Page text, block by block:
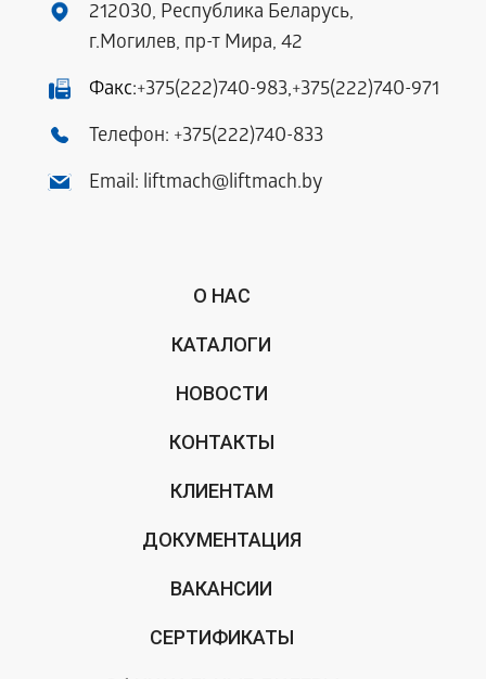
212030, Республика Беларусь,
г.Могилев, пр-т Мира, 42
Факс:+375(222)740-983,+375(222)740-971
Телефон: +375(222)740-833
Email: liftmach@liftmach.by
О НАС
КАТАЛОГИ
НОВОСТИ
КОНТАКТЫ
КЛИЕНТАМ
ДОКУМЕНТАЦИЯ
ВАКАНСИИ
СЕРТИФИКАТЫ